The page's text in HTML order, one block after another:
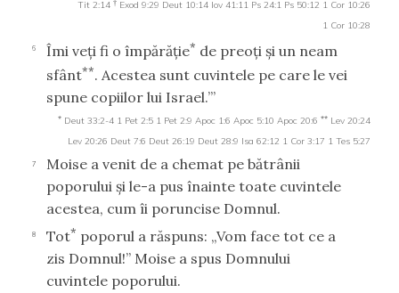
Tit 2:14 Exod 9:29 Deut 10:14 Iov 41:11 Ps 24:1 Ps 50:12 1 Cor 10:26
1 Cor 10:28
6 Îmi veţi fi o împărăţie* de preoţi şi un neam
sfânt**. Acestea sunt cuvintele pe care le vei
spune copiilor lui Israel.’”
* Deut 33:2-4 1 Pet 2:5 1 Pet 2:9 Apoc 1:6 Apoc 5:10 Apoc 20:6 ** Lev 20:24
Lev 20:26 Deut 7:6 Deut 26:19 Deut 28:9 Isa 62:12 1 Cor 3:17 1 Tes 5:27
7
Moise a venit de a chemat pe bătrânii
poporului şi le-a pus înainte toate cuvintele
acestea, cum îi poruncise Domnul.
8 Tot* poporul a răspuns: „Vom face tot ce a
zis Domnul!” Moise a spus Domnului
cuvintele poporului.